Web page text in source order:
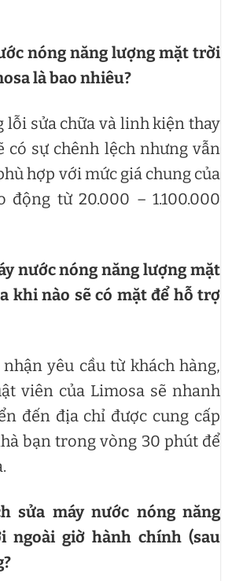
nóng năng lượng mặt trời
là bao nhiêu?
lỗi sửa chữa và linh kiện thay
có sự chênh lệch nhưng vẫn
hợp với mức giá chung của
động từ 20.000 – 1.100.000
nước nóng năng lượng mặt
khi nào sẽ có mặt để hỗ trợ
yêu cầu từ khách hàng,
viên của Limosa sẽ nhanh
đến địa chỉ được cung cấp
bạn trong vòng 30 phút để
sửa máy nước nóng năng
ngoài giờ hành chính (sau